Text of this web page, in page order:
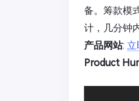
备。筹款模
计，几分钟
产品网站: 立
Product